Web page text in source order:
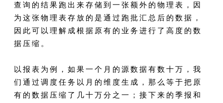
查询的结果跑出来存储到一张额外的物理表，因
为这张物理表存放的是通过跑批汇总后的数据，
因此可以理解成根据原有的业务进行了高度的数
据压缩。
以报表为例，如果一个月的源数据有数十万，我
们通过调度任务以月的维度生成，那么等于把原
有的数据压缩了几十万分之一；接下来的季报和